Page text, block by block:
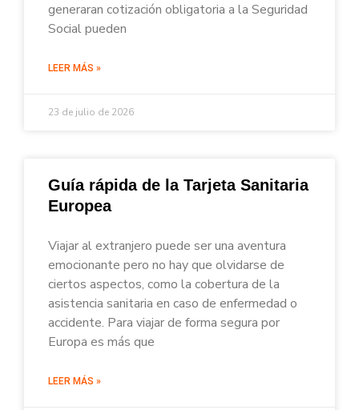
generaran cotización obligatoria a la Seguridad
Social pueden
LEER MÁS »
23 de julio de 2026
Guía rápida de la Tarjeta Sanitaria
Europea
Viajar al extranjero puede ser una aventura
emocionante pero no hay que olvidarse de
ciertos aspectos, como la cobertura de la
asistencia sanitaria en caso de enfermedad o
accidente. Para viajar de forma segura por
Europa es más que
LEER MÁS »